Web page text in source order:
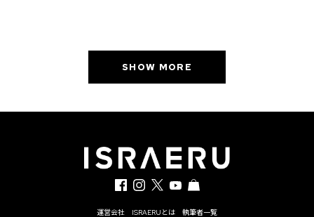
SHOW MORE
運営会社 ISRAERUとは 執筆者一覧